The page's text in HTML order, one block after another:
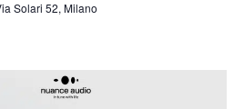
Solari 52, Milano